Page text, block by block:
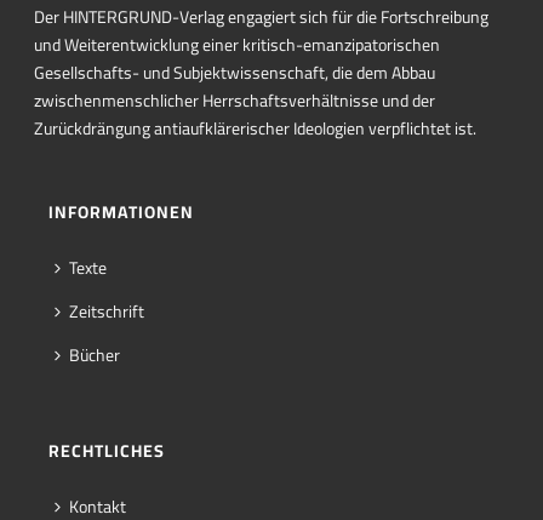
Der HINTERGRUND-Verlag engagiert sich für die Fortschreibung
und Weiterentwicklung einer kritisch-emanzipatorischen
Gesellschafts- und Subjektwissenschaft, die dem Abbau
zwischenmenschlicher Herrschaftsverhältnisse und der
Zurückdrängung antiaufklärerischer Ideologien verpflichtet ist.
INFORMATIONEN
Texte
Zeitschrift
Bücher
RECHTLICHES
Kontakt